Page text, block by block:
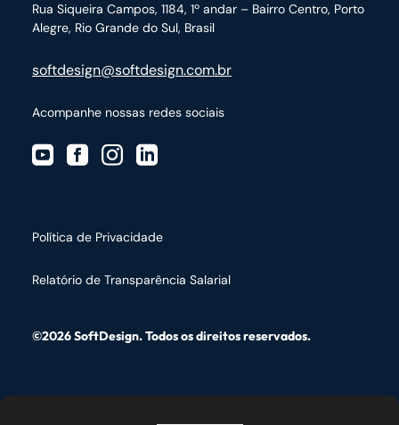
Rua Siqueira Campos, 1184, 1º andar – Bairro Centro, Porto
Alegre, Rio Grande do Sul, Brasil
softdesign@softdesign.com.br
Acompanhe nossas redes sociais
©2026 SoftDesign. Todos os direitos reservados.
Política de Privacidade
Relatório de Transparência Salarial